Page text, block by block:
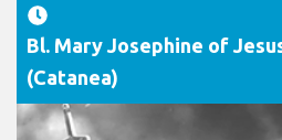
Bl. Mary Josephine of
(Catanea)